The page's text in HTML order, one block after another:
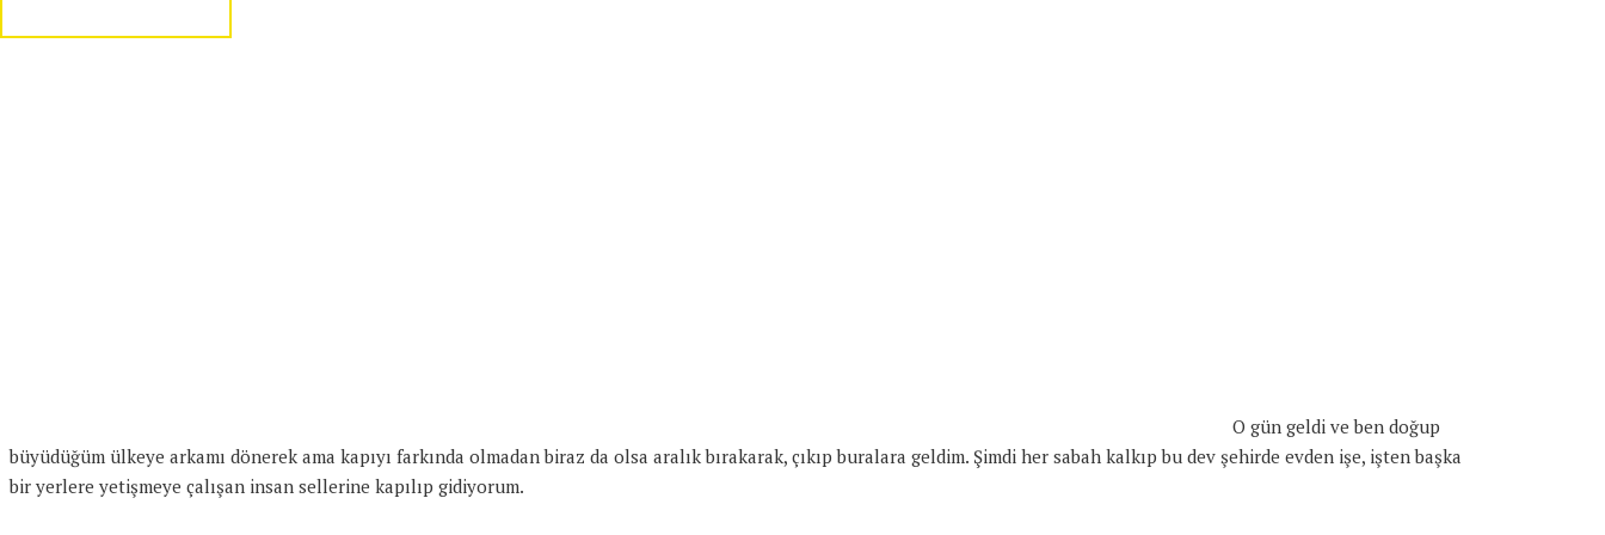
O gün geldi ve ben doğup
büyüdüğüm ülkeye arkamı dönerek ama kapıyı farkında olmadan biraz da olsa aralık bırakarak, çıkıp buralara geldim. Şimdi her sabah kalkıp bu dev şehirde evden işe, işten başka
bir yerlere yetişmeye çalışan insan sellerine kapılıp gidiyorum.